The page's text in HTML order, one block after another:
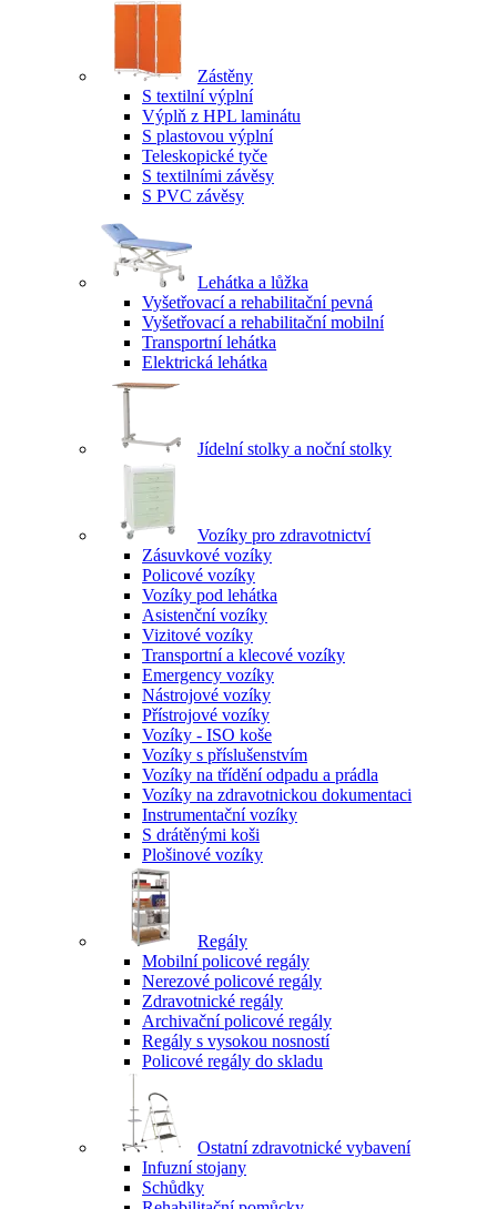
Zástěny
S textilní výplní
Výplň z HPL laminátu
S plastovou výplní
Teleskopické tyče
S textilními závěsy
S PVC závěsy
Lehátka a lůžka
Vyšetřovací a rehabilitační pevná
Vyšetřovací a rehabilitační mobilní
Transportní lehátka
Elektrická lehátka
Jídelní stolky a noční stolky
Vozíky pro zdravotnictví
Zásuvkové vozíky
Policové vozíky
Vozíky pod lehátka
Asistenční vozíky
Vizitové vozíky
Transportní a klecové vozíky
Emergency vozíky
Nástrojové vozíky
Přístrojové vozíky
Vozíky - ISO koše
Vozíky s příslušenstvím
Vozíky na třídění odpadu a prádla
Vozíky na zdravotnickou dokumentaci
Instrumentační vozíky
S drátěnými koši
Plošinové vozíky
Regály
Mobilní policové regály
Nerezové policové regály
Zdravotnické regály
Archivační policové regály
Regály s vysokou nosností
Policové regály do skladu
Ostatní zdravotnické vybavení
Infuzní stojany
Schůdky